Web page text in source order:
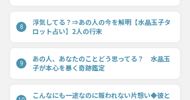
8
浮気してる？⇒あの人の今を解明【水晶玉子タ
ロット占い】2人の行末
9
あの人、あなたのことどう思ってる？ 水晶玉
子が本心を暴く奇跡鑑定
こんなにも一途なのに報われない片想い◆彼と